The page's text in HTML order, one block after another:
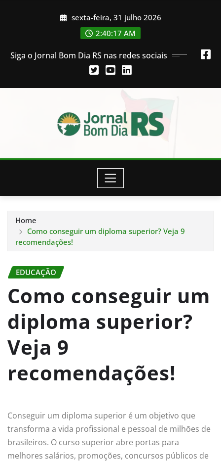
sexta-feira, 31 julho 2026
2:40:18 AM
Siga o Jornal Bom Dia RS nas redes sociais
Home
Como conseguir um diploma superior? Veja 9
recomendações!
EDUCAÇÃO
Como conseguir um
diploma superior?
Veja 9
recomendações!
Conseguir um diploma superior é um objetivo que
transforma a vida profissional e pessoal de milhões de
brasileiros. O curso superior abre portas para
melhores salários, promoções, concursos públicos de